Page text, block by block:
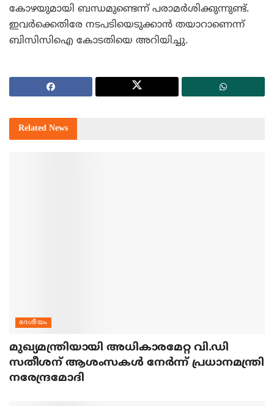
കോഴയുമായി ബന്ധമുണ്ടെന്ന് പരാമര്‍ശിക്കുന്നുണ്ട്.
ഇവര്‍ക്കെതിരേ നടപടിയെടുക്കാന്‍ തയാറാണെന്ന്
ബിസിസിഐ കോടതിയെ അറിയിച്ചു.
Related News
ദേശീയം
മുഖ്യമന്ത്രിയായി അധികാരമേറ്റ വി.ഡി
സതീശന് ആശംസകള്‍ നേര്‍ന്ന് പ്രധാനമന്ത്രി
നരേന്ദ്രമോദി